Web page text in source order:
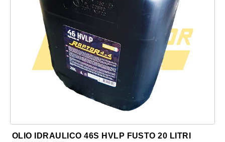
OLIO IDRAULICO 46S HVLP FUSTO 20 LITRI